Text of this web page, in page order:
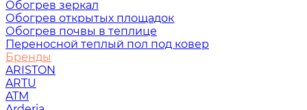
Обогрев зеркал
Обогрев открытых площадок
Обогрев почвы в теплице
Переносной теплый пол под ковер
Бренды
ARISTON
ARTU
ATM